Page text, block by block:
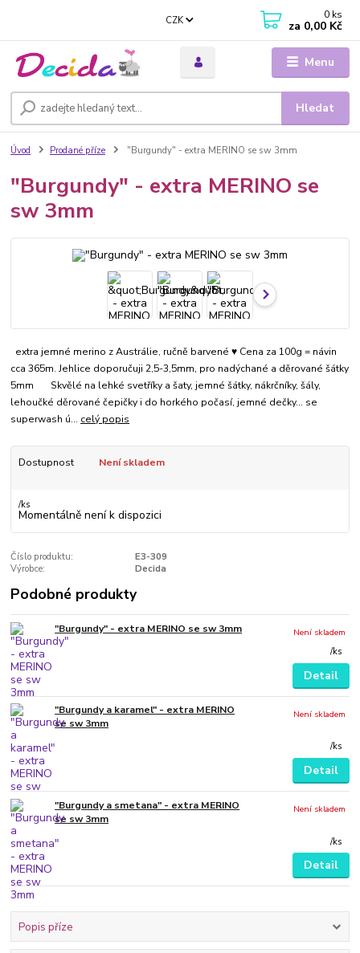
Menu
CZK
Hledat
0 ks
za 0,00 Kč
Úvod Prodané příze "Burgundy" - extra MERINO se sw 3mm
"Burgundy" - extra MERINO se
sw 3mm
extra jemné merino z Austrálie, ručně barvené ♥ Cena za 100g = návin
cca 365m. Jehlice doporučuji 2,5-3,5mm, pro nadýchané a děrované šátky
5mm Skvělé na lehké svetříky a šaty, jemné šátky, nákrčníky, šály,
lehoučké děrované čepičky i do horkého počasí, jemné dečky... se
superwash ú... celý popis
Dostupnost Není skladem
/ks
Momentálně není k dispozici
Číslo produktu:
E3-309
Výrobce:
Decida
Podobné produkty
"Burgundy" - extra MERINO se sw 3mm
/ks
Není skladem
Detail
"Burgundy a karamel" - extra MERINO
se sw 3mm
/ks
Není skladem
Detail
"Burgundy a smetana" - extra MERINO
se sw 3mm
/ks
Není skladem
Detail
Popis příze